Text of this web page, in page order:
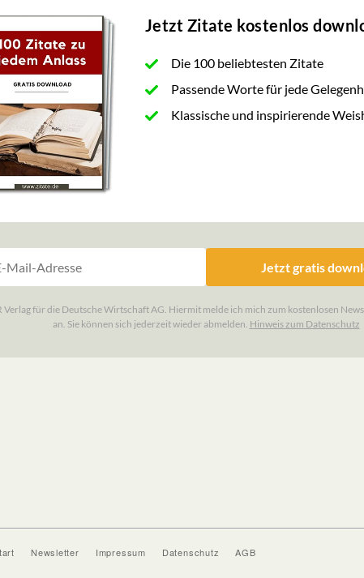
Newsletter Impressum Datenschutz AGB